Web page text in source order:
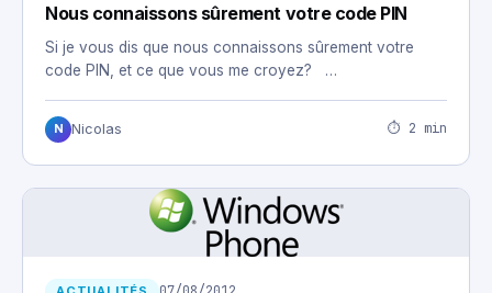
Nous connaissons sûrement votre code PIN
Si je vous dis que nous connaissons sûrement votre
code PIN, et ce que vous me croyez? …
N Nicolas ⏱ 2 min